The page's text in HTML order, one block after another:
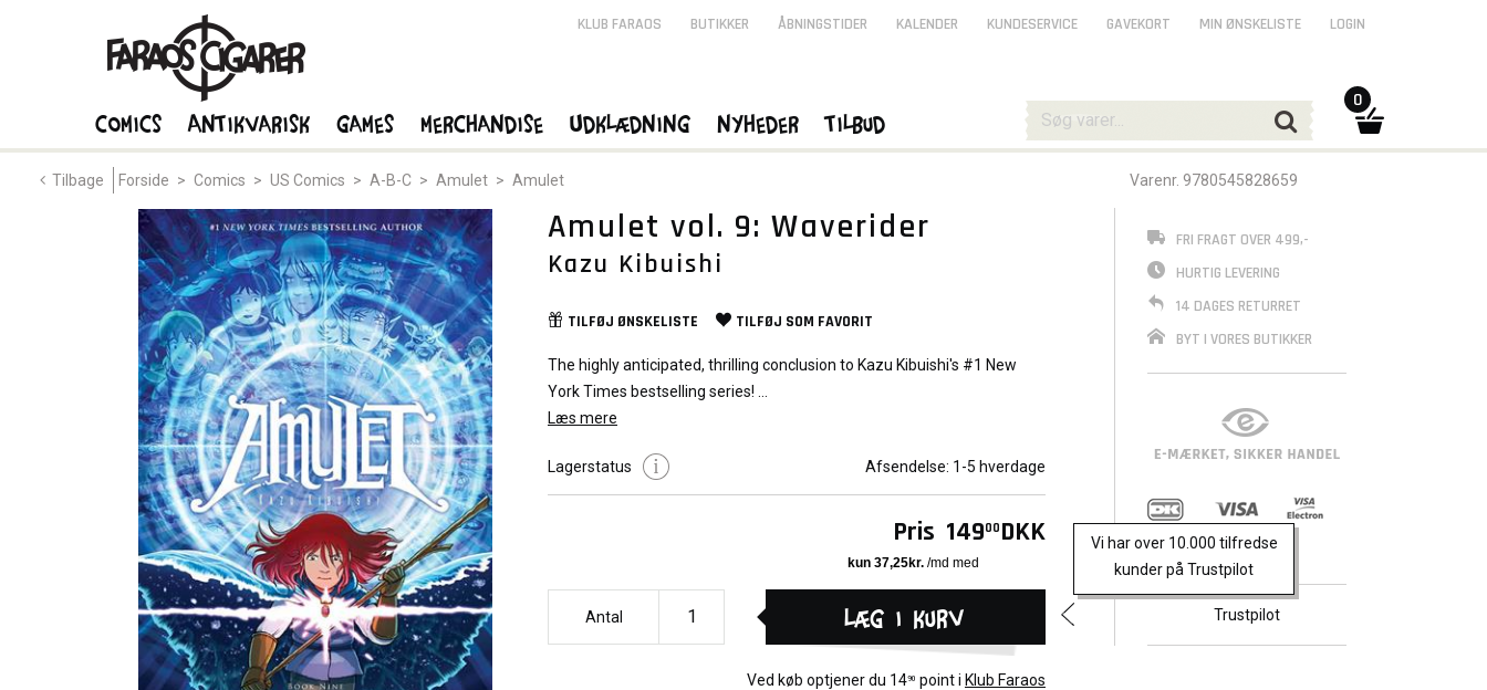
Tilbage Forside > Comics > US Comics > A-B-C > Amulet > Amulet Varenr. 9780545828659
Amulet vol. 9: Waverider
Kazu Kibuishi
TILFØJ ØNSKELISTE TILFØJ SOM FAVORIT
The highly anticipated, thrilling conclusion to Kazu Kibuishi's #1 New
York Times bestselling series!
power and what she must do to defend Alledia from the shadows. As
she travels to Typhon to help her mom and Navin, Prince Trellis returns
to the Kingdom of the Elves to save his countrymen -- and confront the
Læs mere
Lagerstatus Afsendelse: 1-5 hverdage
Pris 14900 DKK
Antal Læg i kurv
Vi har over 10.000 tilfredse
kunder på Trustpilot
Ved køb optjener du 1490 point i Klub Faraos
FRI FRAGT OVER 499,-
HURTIG LEVERING
14 DAGES RETURRET
BYT I VORES BUTIKKER
Trustpilot
KLUB FARAOS BUTIKKER ÅBNINGSTIDER KALENDER KUNDESERVICE GAVEKORT MIN ØNSKELISTE LOGIN
Comics Antikvarisk Games Merchandise Udklædning Nyheder Tilbud
0